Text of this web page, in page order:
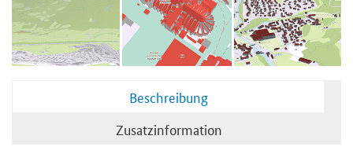
Beschreibung
Zusatzinformation